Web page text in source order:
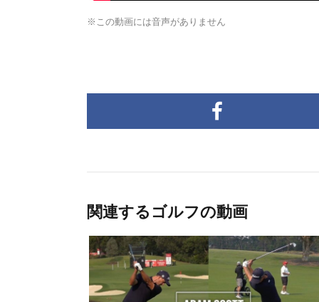
※この動画には音声がありません
関連するゴルフの動画